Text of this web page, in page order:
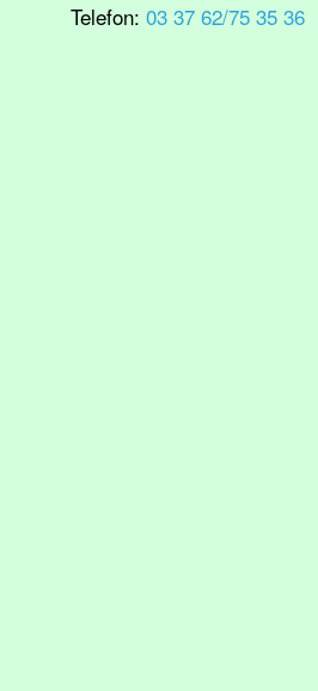
Telefon: 03 37 62/75 35 36